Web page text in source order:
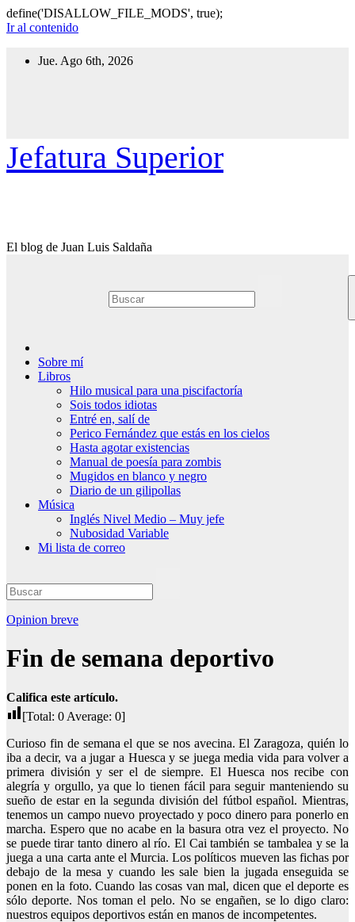
define('DISALLOW_FILE_MODS', true);
Ir al contenido
Jue. Ago 6th, 2026
Jefatura Superior
El blog de Juan Luis Saldaña
Sobre mí
Libros
Hilo musical para una piscifactoría
Sois todos idiotas
Entré en, salí de
Perico Fernández que estás en los cielos
Hasta agotar existencias
Manual de poesía para zombis
Mugidos en blanco y negro
Diario de un gilipollas
Música
Inglés Nivel Medio – Muy jefe
Nubosidad Variable
Mi lista de correo
Opinion breve
Fin de semana deportivo
Califica este artículo.
[Total: 0 Average: 0]
Curioso fin de semana el que se nos avecina. El Zaragoza, quién lo
iba a decir, va a jugar a Huesca y se juega media vida para volver a
primera división y ser el de siempre. El Huesca nos recibe con
alegría y orgullo, ya que lo tienen fácil para seguir manteniendo su
sueño de estar en la segunda división del fútbol español. Mientras,
tenemos un campo nuevo proyectado y poco dinero para ponerlo en
marcha. Espero que no acabe en la basura otra vez el proyecto. No
se puede tirar tanto dinero al río. El Cai también se tambalea y se la
juega a una carta ante el Murcia. Los políticos mueven las fichas por
debajo de la mesa y cuando les sale bien la jugada enseguida se
ponen en la foto. Cuando las cosas van mal, dicen que el deporte es
sólo deporte. Nos toman el pelo. No se engañen, se lo digo claro:
nuestros equipos deportivos están en manos de incompetentes.